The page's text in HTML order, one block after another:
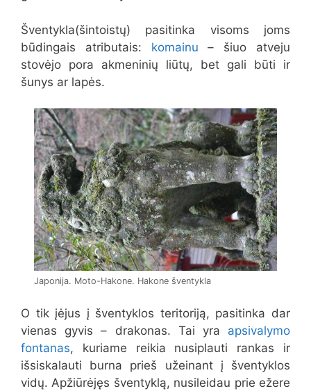
Šventykla(šintoistų) pasitinka visoms joms
būdingais atributais: komainu – šiuo atveju
stovėjo pora akmeninių liūtų, bet gali būti ir
šunys ar lapės.
Japonija. Moto-Hakone. Hakone šventykla
O tik įėjus į šventyklos teritoriją, pasitinka dar
vienas gyvis – drakonas. Tai yra apsivalymo
fontanas, kuriame reikia nusiplauti rankas ir
išsiskalauti burna prieš užeinant į šventyklos
vidų. Apžiūrėjęs šventyklą, nusileidau prie ežere